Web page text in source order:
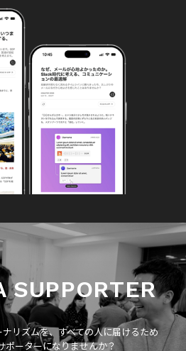
SUPPORTER
リズムを、すべての人に届けるため
ーターになりませんか？